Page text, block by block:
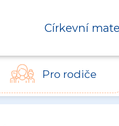
Církevní
Pro rodiče